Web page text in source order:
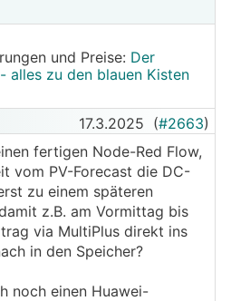
und Preise: Der
alles zu den blauen Kisten
17.3.2025 (#2663)
fertigen Node-Red Flow,
vom PV-Forecast die DC-
zu einem späteren
z.B. am Vormittag bis
via MultiPlus direkt ins
in den Speicher?
noch einen Huawei-